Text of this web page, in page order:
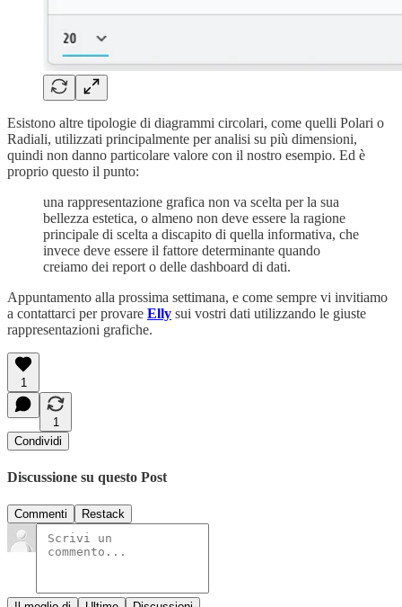
Esistono altre tipologie di diagrammi circolari, come quelli Polari o
Radiali, utilizzati principalmente per analisi su più dimensioni,
quindi non danno particolare valore con il nostro esempio. Ed è
proprio questo il punto:
una rappresentazione grafica non va scelta per la sua
bellezza estetica, o almeno non deve essere la ragione
principale di scelta a discapito di quella informativa, che
invece deve essere il fattore determinante quando
creiamo dei report o delle dashboard di dati.
Appuntamento alla prossima settimana, e come sempre vi invitiamo
a contattarci per provare Elly sui vostri dati utilizzando le giuste
rappresentazioni grafiche.
1
1
Condividi
Discussione su questo Post
Commenti Restack